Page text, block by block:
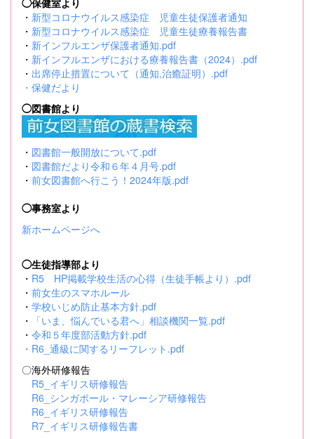
◯保健室より
・ 新型コロナウイルス感染症 児童生徒保護者通知
・ 新型コロナウイルス感染症 児童生徒療養報告書
・ 新インフルエンザ保護者通知.pdf
・ 新インフルエンザにおける療養報告書（2024）.pdf
・ 出席停止措置について（通知,治癒証明）.pdf
・ 保健だより
◯図書館より
・ 図書館一般開放について.pdf
・ 図書館だより令和６年４月号.pdf
・ 前女図書館へ行こう！2024年版.pdf
◯事務室より
新ホームページへ
◯生徒指導部より
・ R5 HP掲載学校生活の心得（生徒手帳より）.pdf
・ 前女生のスマホルール
・ 学校いじめ防止基本方針.pdf
・
「いま、悩んでいる君へ」相談機関一覧.pdf
・ 令和５年度部活動方針.pdf
・ R6_通級に関するリーフレット.pdf
〇海外研修報告
R5_イギリス研修報告
R6_シンガポール・マレーシア研修報告
R6_イギリス研修報告
R7_イギリス研修報告書